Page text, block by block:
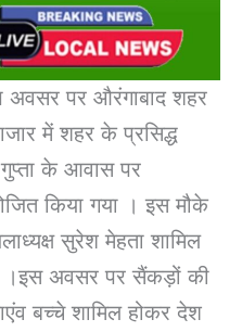
अवसर पर औरंगाबाद शहर
में शहर के प्रसिद्ध
के आवास पर
किया गया । इस मौके
सुरेश मेहता शामिल
।इस अवसर पर सैंकड़ों की
बच्चे शामिल होकर देश